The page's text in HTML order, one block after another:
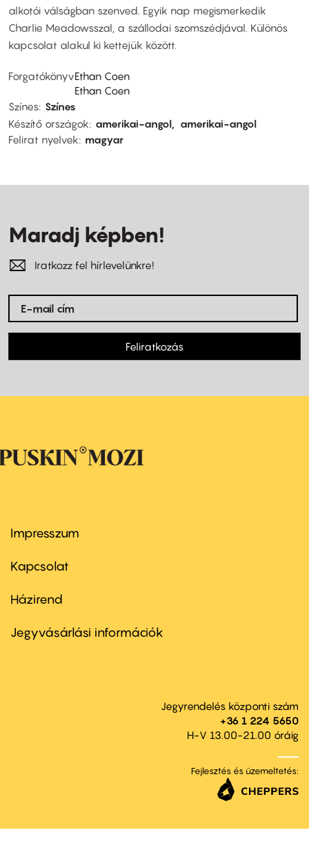
alkotói válságban szenved. Egyik nap megismerkedik
Charlie Meadowsszal, a szállodai szomszédjával. Különös
kapcsolat alakul ki kettejük között.
ForgatókönyvEthan Coen
Ethan Coen
Színes Színes
Készítő országok
amerikai-angol
amerikai-angol
Felirat nyelvek
magyar
Maradj képben!
Iratkozz fel hírlevelünkre!
Feliratkozás
Footer
first
Impresszum
Kapcsolat
Footer
second
Házirend
Jegyvásárlási információk
Jegyrendelés központi szám
+36 1 224 5650
H-V 13.00-21.00 óráig
Fejlesztés és üzemeltetés: